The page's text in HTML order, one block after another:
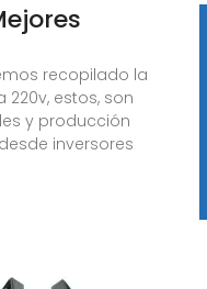
recopilado la
estos, son
y producción
inversores